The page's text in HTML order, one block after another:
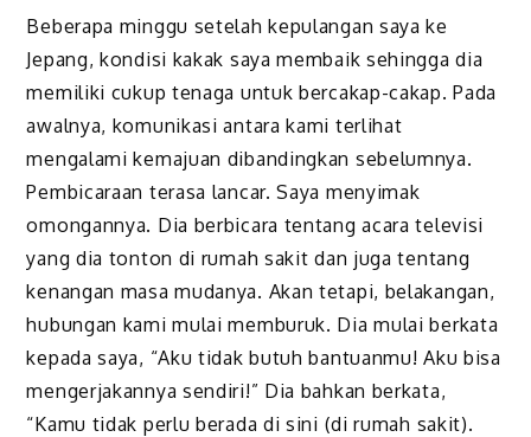
Beberapa minggu setelah kepulangan saya ke
Jepang, kondisi kakak saya membaik sehingga dia
memiliki cukup tenaga untuk bercakap-cakap. Pada
awalnya, komunikasi antara kami terlihat
mengalami kemajuan dibandingkan sebelumnya.
Pembicaraan terasa lancar. Saya menyimak
omongannya. Dia berbicara tentang acara televisi
yang dia tonton di rumah sakit dan juga tentang
kenangan masa mudanya. Akan tetapi, belakangan,
hubungan kami mulai memburuk. Dia mulai berkata
kepada saya, “Aku tidak butuh bantuanmu! Aku bisa
mengerjakannya sendiri!” Dia bahkan berkata,
“Kamu tidak perlu berada di sini (di rumah sakit).